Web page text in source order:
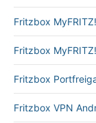
Fritzbox
Fritzbox
Fritzbox
Fritzbox VPN